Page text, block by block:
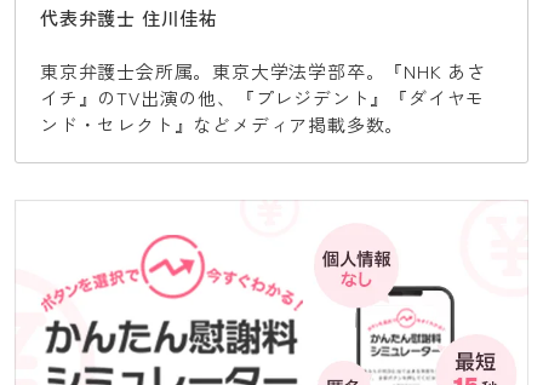
代表弁護士 住川佳祐
東京弁護士会所属。東京大学法学部卒。『NHK あさ
イチ』のTV出演の他、『プレジデント』『ダイヤモ
ンド・セレクト』などメディア掲載多数。